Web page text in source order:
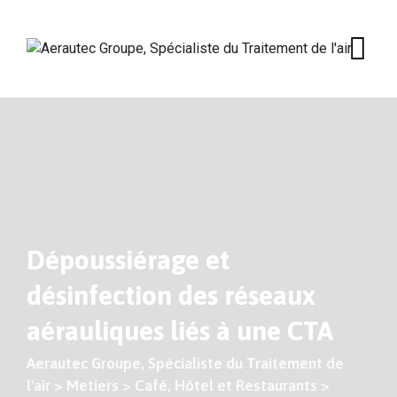
content
Dépoussiérage et
désinfection des réseaux
aérauliques liés à une CTA
Aerautec Groupe, Spécialiste du Traitement de
l'air > Metiers > Café, Hôtel et Restaurants >